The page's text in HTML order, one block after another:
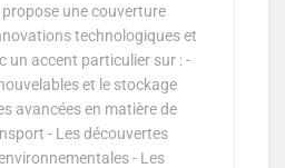
une couverture
technologiques et
un accent particulier sur : -
et le stockage
avancées en matière de
- Les découvertes
- Les